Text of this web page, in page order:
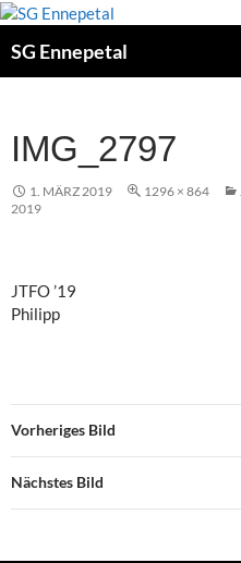
Zum
springen
SG Ennepetal
IMG_2797
1. MÄRZ 2019 1296 × 864
2019
JTFO ’19
Philipp
Vorheriges Bild
Nächstes Bild